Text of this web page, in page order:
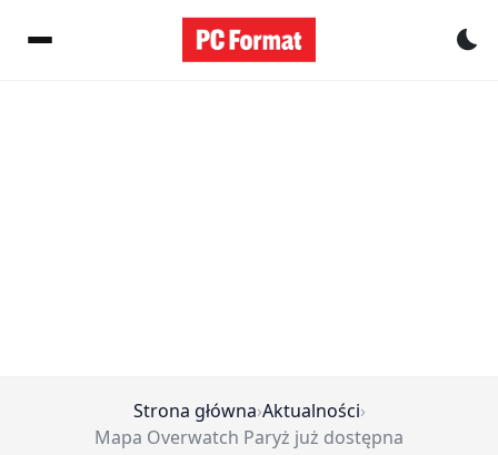
Strona główna›Aktualności›
Mapa Overwatch Paryż już dostępna